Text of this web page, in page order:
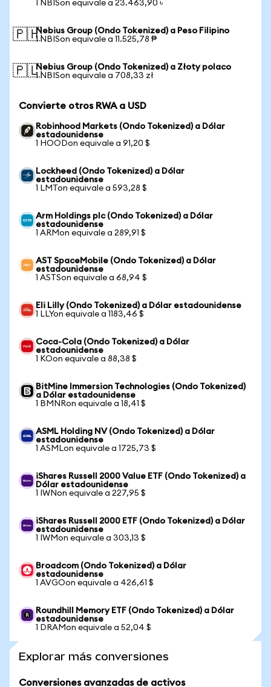
1 NBISon equivale a 23.463,90 ৳
🇵🇭Nebius Group (Ondo Tokenized) a Peso Filipino
1 NBISon equivale a 11.525,78 ₱
🇵🇱Nebius Group (Ondo Tokenized) a Złoty polaco
1 NBISon equivale a 708,33 zł
Convierte otros RWA a USD
Robinhood Markets (Ondo Tokenized) a Dólar
estadounidense
1 HOODon equivale a 91,20 $
Lockheed (Ondo Tokenized) a Dólar
estadounidense
1 LMTon equivale a 593,28 $
Arm Holdings plc (Ondo Tokenized) a Dólar
estadounidense
1 ARMon equivale a 289,91 $
AST SpaceMobile (Ondo Tokenized) a Dólar
estadounidense
1 ASTSon equivale a 68,94 $
Eli Lilly (Ondo Tokenized) a Dólar estadounidense
1 LLYon equivale a 1183,46 $
Coca-Cola (Ondo Tokenized) a Dólar
estadounidense
1 KOon equivale a 88,38 $
BitMine Immersion Technologies (Ondo Tokenized)
a Dólar estadounidense
1 BMNRon equivale a 18,41 $
ASML Holding NV (Ondo Tokenized) a Dólar
estadounidense
1 ASMLon equivale a 1725,73 $
iShares Russell 2000 Value ETF (Ondo Tokenized) a
Dólar estadounidense
1 IWNon equivale a 227,95 $
iShares Russell 2000 ETF (Ondo Tokenized) a Dólar
estadounidense
1 IWMon equivale a 303,13 $
Broadcom (Ondo Tokenized) a Dólar
estadounidense
1 AVGOon equivale a 426,61 $
Roundhill Memory ETF (Ondo Tokenized) a Dólar
estadounidense
1 DRAMon equivale a 52,04 $
Explorar más conversiones
Conversiones avanzadas de activos